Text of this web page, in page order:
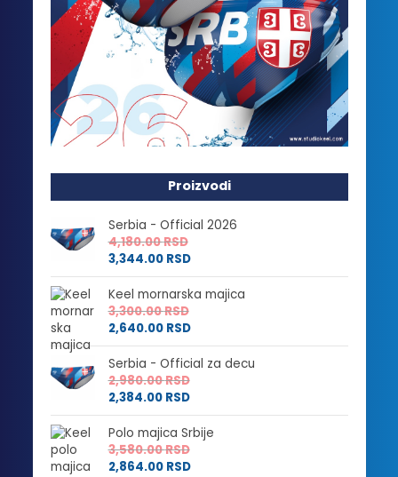
Proizvodi
Serbia - Official 2026
4,180.00RSD
3,344.00 RSD
Keel mornarska majica
3,300.00RSD
2,640.00 RSD
Serbia - Official za decu
2,980.00RSD
2,384.00 RSD
Polo majica Srbije
3,580.00RSD
2,864.00 RSD